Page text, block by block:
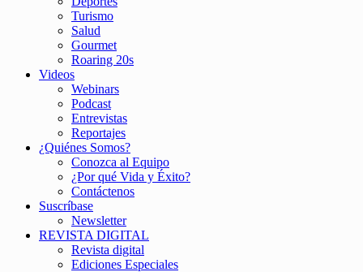
Turismo
Salud
Gourmet
Roaring 20s
Videos
Webinars
Podcast
Entrevistas
Reportajes
¿Quiénes Somos?
Conozca al Equipo
¿Por qué Vida y Éxito?
Contáctenos
Suscríbase
Newsletter
REVISTA DIGITAL
Revista digital
Ediciones Especiales